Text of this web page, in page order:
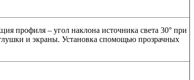
профиля – угол наклона источника света 30° при
и экраны. Установка спомощью прозрачных